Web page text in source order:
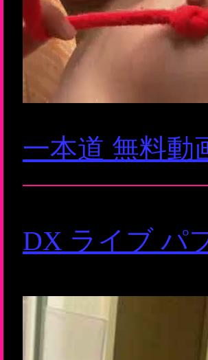
一本道 無料動
DX ライブ パ